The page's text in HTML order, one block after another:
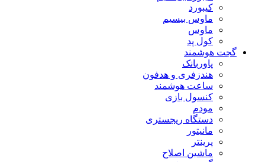
کیبورد
ماوس بیسیم
ماوس
کول پد
گجت هوشمند
پاوربانک
هندزفری و هدفون
ساعت هوشمند
کنسول بازی
مودم
دستگاه ریجستری
مانیتور
پرینتر
ماشین اصلاح